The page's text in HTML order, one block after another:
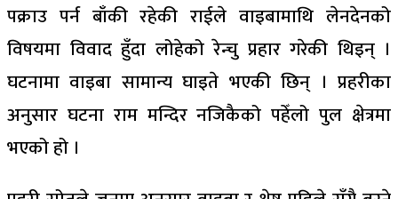
पक्राउ पर्न बाँकी रहेकी राईले वाइबामाथि लेनदेनको
विषयमा विवाद हुँदा लोहेको रेन्चु प्रहार गरेकी थिइन् ।
घटनामा वाइबा सामान्य घाइते भएकी छिन् । प्रहरीका
अनुसार घटना राम मन्दिर नजिकैको पहेँलो पुल क्षेत्रमा
भएको हो ।